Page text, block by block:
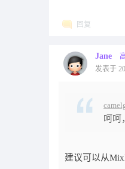
回复
Jane
发表于
呵呵
建议可以从